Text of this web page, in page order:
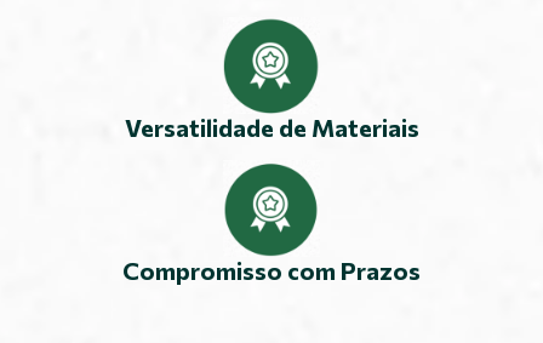
Versatilidade de Materiais
Compromisso com Prazos